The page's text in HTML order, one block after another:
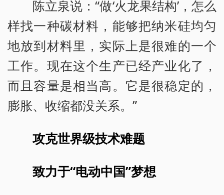
陈立泉说：“做‘火龙果结构’，怎么
样找一种碳材料，能够把纳米硅均匀
地放到材料里，实际上是很难的一个
工作。现在这个生产已经产业化了，
而且容量是相当高。它是很稳定的，
膨胀、收缩都没关系。”
攻克世界级技术难题
致力于“电动中国”梦想